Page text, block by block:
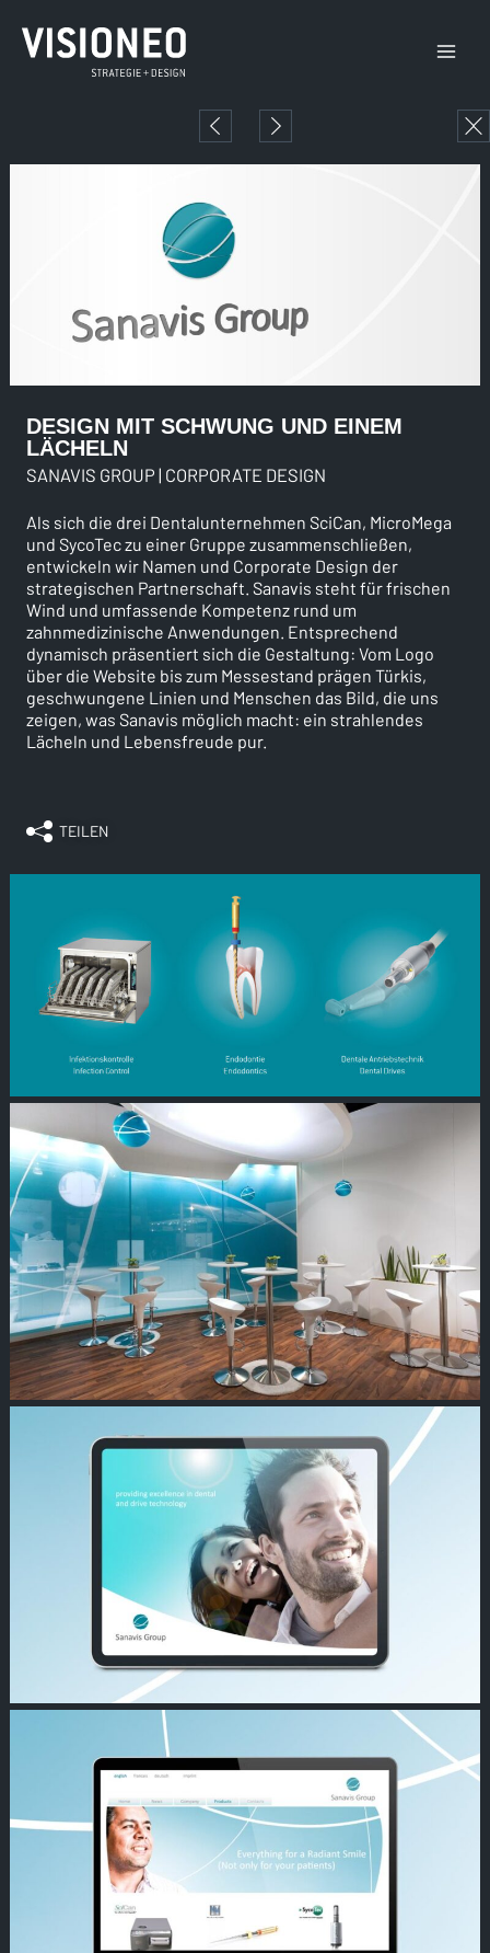
Inhalt
springen
Menu
DESIGN MIT SCHWUNG UND EINEM
LÄCHELN
SANAVIS GROUP | CORPORATE DESIGN
Als sich die drei Dentalunternehmen SciCan, MicroMega
und SycoTec zu einer Gruppe zusammenschließen,
entwickeln wir Namen und Corporate Design der
strategischen Partnerschaft. Sanavis steht für frischen
Wind und umfassende Kompetenz rund um
zahnmedizinische Anwendungen. Entsprechend
dynamisch präsentiert sich die Gestaltung: Vom Logo
über die Website bis zum Messestand prägen Türkis,
geschwungene Linien und Menschen das Bild, die uns
zeigen, was Sanavis möglich macht: ein strahlendes
Lächeln und Lebensfreude pur.
TEILEN